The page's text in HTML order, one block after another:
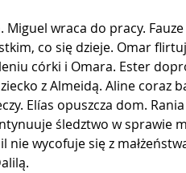
wraca do pracy.
co się dzieje. Omar
córki i Omara. Ester
z Almeidą. Aline coraz
Elías opuszcza dom.
śledztwo w sprawie
nie wycofuje się z